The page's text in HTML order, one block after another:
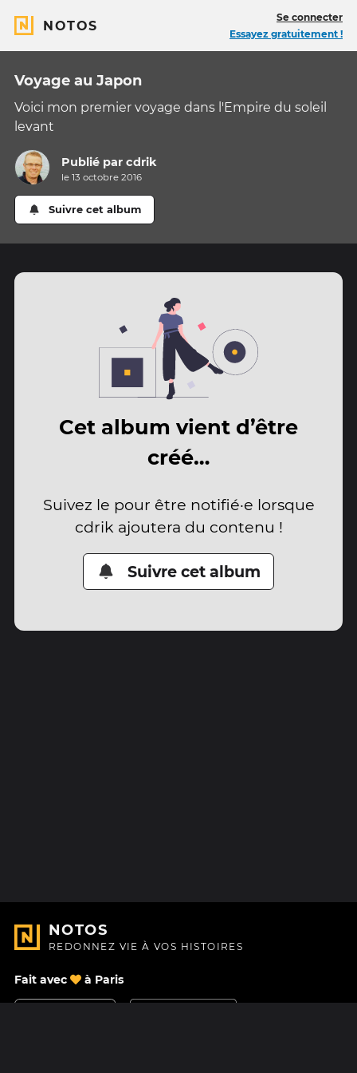
NOTOS
Se connecter
Essayez gratuitement !
Voyage au Japon
Voici mon premier voyage dans l'Empire du soleil
levant
Publié parcdrik
le 13 octobre 2016
Suivre cet album
Cet album vient d’être
créé…
Suivez le pour être notifié·e lorsque
cdrik ajoutera du contenu !
Suivre cet album
NOTOS
REDONNEZ VIE À VOS HISTOIRES
Fait avec à Paris